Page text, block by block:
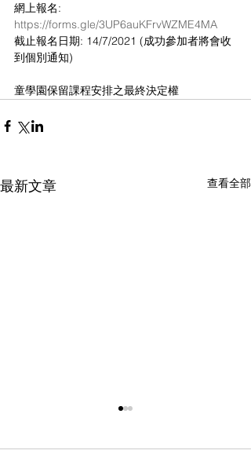
網上報名:
https://forms.gle/3UP6auKFrvWZME4MA
截止報名日期: 14/7/2021 (成功參加者將會收
到個別通知)
童學園保留課程安排之最終決定權
最新文章 查看全部